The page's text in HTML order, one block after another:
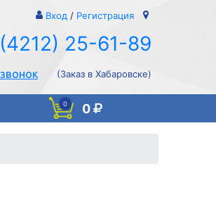
Вход / Регистрация
25-61-89
(Заказ в Хабаровске)
0 0